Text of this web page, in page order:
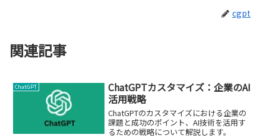
cgpt
関連記事
ChatGPT
ChatGPTカスタマイズ：企業のAI
活用戦略
ChatGPTのカスタマイズにおける企業の
課題と成功のポイント、AI技術を活用す
るための戦略について解説します。